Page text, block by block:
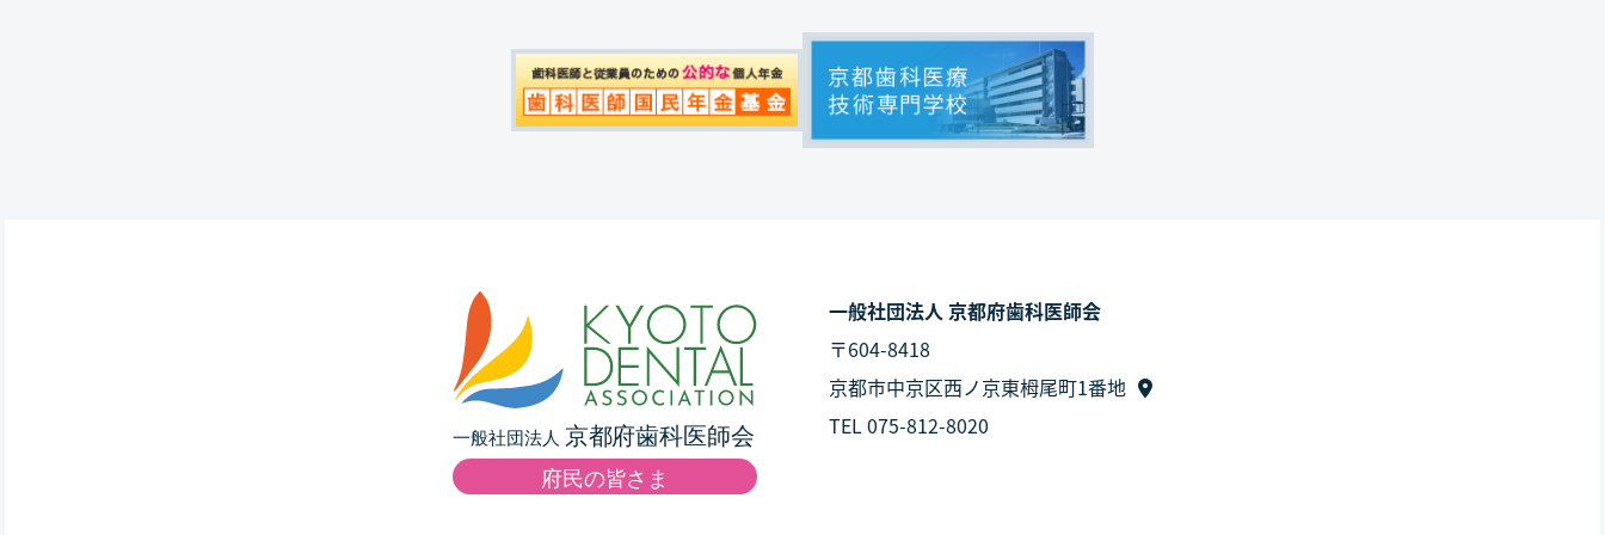
一般社団法人 京都府歯科医師会
〒604-8418
京都市中京区西ノ京東栂尾町1番地
TEL 075-812-8020